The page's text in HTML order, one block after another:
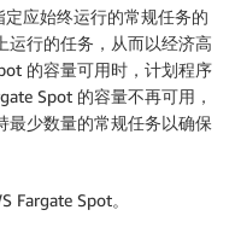
应始终运行的常规任务的
运行的任务，从而以经济高
的容量可用时，计划程序
Spot 的容量不再可用，
最少数量的常规任务以确保
Fargate Spot。